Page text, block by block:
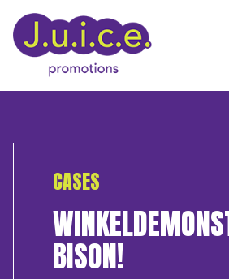
CASES
BISON!